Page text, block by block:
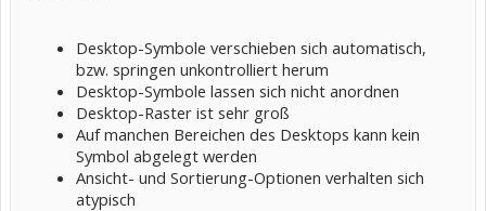
Desktop-Symbole verschieben sich automatisch,
bzw. springen unkontrolliert herum
Desktop-Symbole lassen sich nicht anordnen
Desktop-Raster ist sehr groß
Auf manchen Bereichen des Desktops kann kein
Symbol abgelegt werden
Ansicht- und Sortierung-Optionen verhalten sich
atypisch